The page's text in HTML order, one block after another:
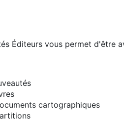
Éditeurs vous permet d'être
cartographiques